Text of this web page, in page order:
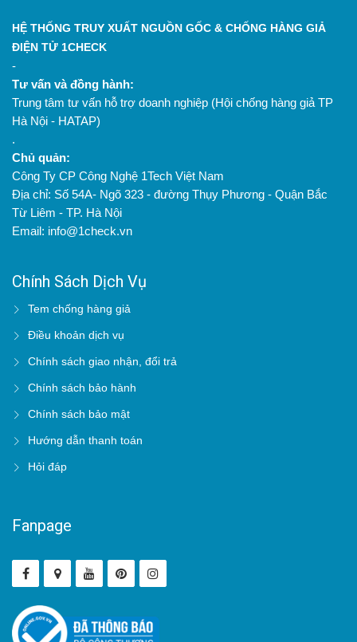
HỆ THỐNG TRUY XUẤT NGUỒN GỐC & CHỐNG HÀNG GIẢ
ĐIỆN TỬ 1CHECK
-
Tư vấn và đồng hành:
Trung tâm tư vấn hỗ trợ doanh nghiệp (Hội chống hàng giả TP
Hà Nội - HATAP)
.
Chủ quản:
Công Ty CP Công Nghệ 1Tech Việt Nam
Địa chỉ: Số 54A- Ngõ 323 - đường Thụy Phương - Quận Bắc
Từ Liêm - TP. Hà Nội
Email: info@1check.vn
Chính Sách Dịch Vụ
Tem chống hàng giả
Điều khoản dịch vụ
Chính sách giao nhận, đổi trả
Chính sách bảo hành
Chính sách bảo mật
Hướng dẫn thanh toán
Hỏi đáp
Fanpage